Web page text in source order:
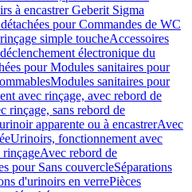
à encastrer Geberit Sigma
pour Commandes de WC
simple toucheAccessoires
électronique du
pour Modules sanitaires pour
Modules sanitaires pour
avec rinçage, avec rebord de
rinçage, sans rebord de
apparente ou à encastrerAvec
Urinoirs, fonctionnement avec
rinçageAvec rebord de
pour Sans couvercleSéparations
d'urinoirs en verrePièces